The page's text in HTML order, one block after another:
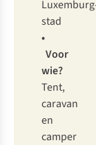
stad
•
Voor
wie?
Tent,
caravan
en
camper